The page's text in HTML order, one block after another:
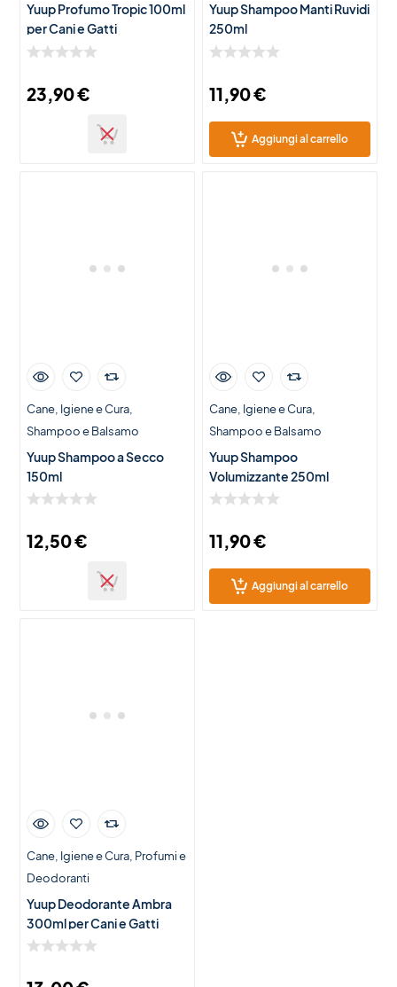
Yuup Profumo Tropic 100ml
per Cani e Gatti
23,90€
Yuup Shampoo Manti Ruvidi
250ml
11,90€
Aggiungi al carrello
Cane Igiene e Cura
Shampoo e Balsamo
Yuup Shampoo a Secco
150ml
12,50€
Cane Igiene e Cura
Shampoo e Balsamo
Yuup Shampoo
Volumizzante 250ml
11,90€
Aggiungi al carrello
Cane Igiene e Cura Profumi e
Deodoranti
Yuup Deodorante Ambra
300ml per Cani e Gatti